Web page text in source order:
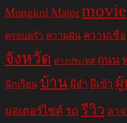
Mongkol Majormovie
ครอบครัว ความฝัน ความเชื่อ
จังหวัด ต่างประเทศ ถนน
นักเรียน บ้าน ผีอำ ผีเข้า
มอเตอร์ไซค์ รถ รีวิว ลา